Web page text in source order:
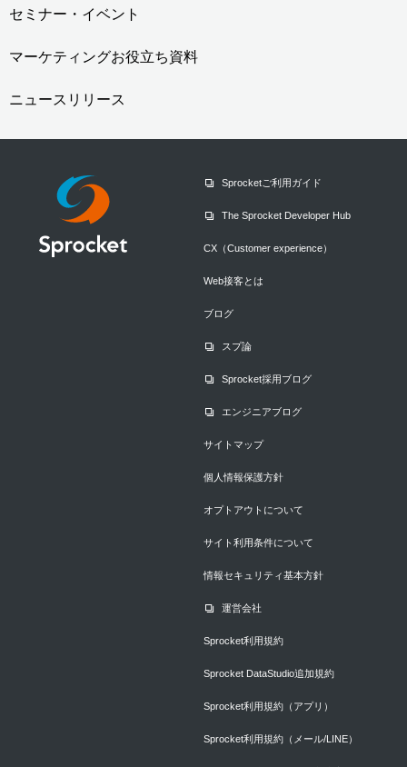
セミナー・イベント
マーケティングお役立ち資料
ニュースリリース
Sprocketご利用ガイド
The Sprocket Developer Hub
CX（Customer experience）
Web接客とは
ブログ
スプ論
Sprocket採用ブログ
エンジニアブログ
サイトマップ
個人情報保護方針
オプトアウトについて
サイト利用条件について
情報セキュリティ基本方針
運営会社
Sprocket利用規約
Sprocket DataStudio追加規約
Sprocket利用規約（アプリ）
Sprocket利用規約（メール/LINE）